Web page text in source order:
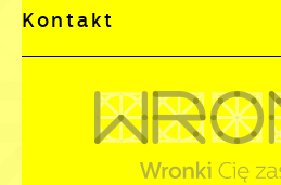
Kontakt